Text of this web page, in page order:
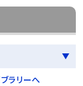
ラリーへ